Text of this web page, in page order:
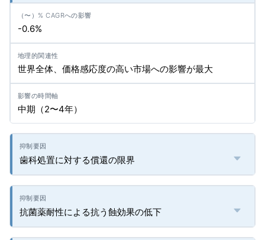
-0.6%
世界全体、価格感応度の高い市場への影響が最大
中期（2〜4年）
歯科処置に対する償還の限界
抗菌薬耐性による抗う蝕効果の低下